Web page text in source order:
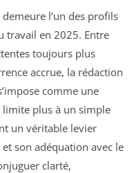
l’un des profils
travail en 2025. Entre
toujours plus
accrue, la rédaction
comme une
limite plus à un simple
un véritable levier
son adéquation avec le
clarté,